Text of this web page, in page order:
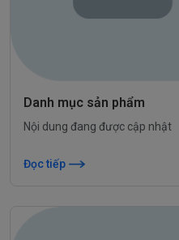
Danh mục sản phẩm
Nội dung đang được cập nhật
Đọc tiếp